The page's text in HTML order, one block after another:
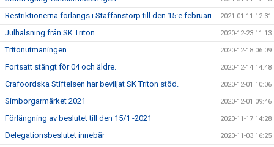
Restriktionerna förlängs i Staffanstorp till den 15:e februari 2021-01-11 12:31
Julhälsning från SK Triton 2020-12-23 11:13
Tritonutmaningen 2020-12-18 06:09
Fortsatt stängt för 04 och äldre. 2020-12-14 14:48
Crafoordska Stiftelsen har beviljat SK Triton stöd. 2020-12-01 10:06
Simborgarmärket 2021 2020-12-01 09:46
Förlängning av beslutet till den 15/1 -2021 2020-11-17 14:28
Delegationsbeslutet innebär 2020-11-03 16:25